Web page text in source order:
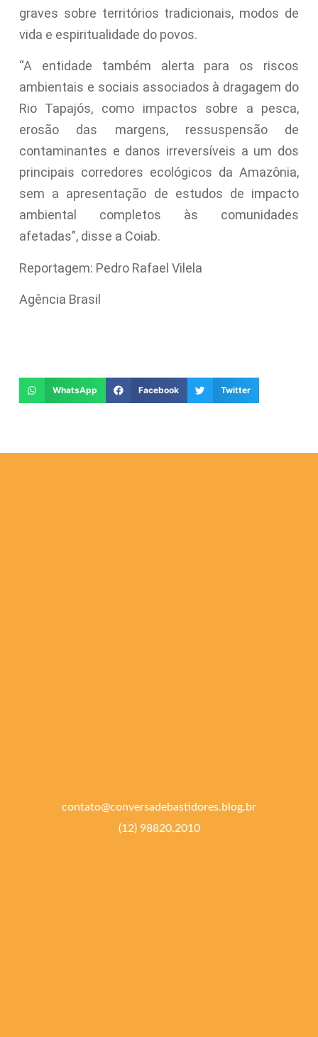
graves sobre territórios tradicionais, modos de
vida e espiritualidade do povos.
“A entidade também alerta para os riscos
ambientais e sociais associados à dragagem do
Rio Tapajós, como impactos sobre a pesca,
erosão das margens, ressuspensão de
contaminantes e danos irreversíveis a um dos
principais corredores ecológicos da Amazônia,
sem a apresentação de estudos de impacto
ambiental completos às comunidades
afetadas”, disse a Coiab.
Reportagem: Pedro Rafael Vilela
Agência Brasil
WhatsApp Facebook Twitter
contato@conversadebastidores.blog.br
(12) 98820.2010